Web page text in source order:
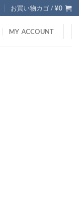
お買い物カゴ /¥0
MY ACCOUNT